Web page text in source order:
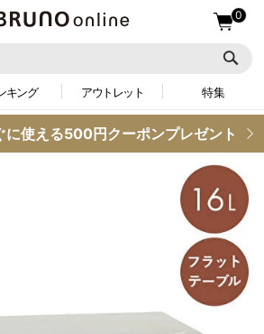
0
キング アウトレット 特集
に使える500円クーポンプレゼント